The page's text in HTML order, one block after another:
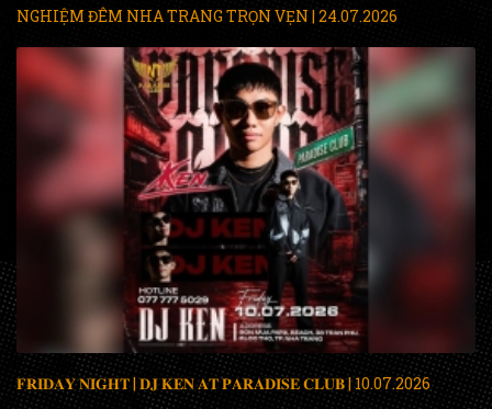
NGHIỆM ĐÊM NHA TRANG TRỌN VẸN | 24.07.2026
𝐅𝐑𝐈𝐃𝐀𝐘 𝐍𝐈𝐆𝐇𝐓 | 𝐃𝐉 𝐊𝐄𝐍 𝐀𝐓 𝐏𝐀𝐑𝐀𝐃𝐈𝐒𝐄 𝐂𝐋𝐔𝐁 | 10.07.2026